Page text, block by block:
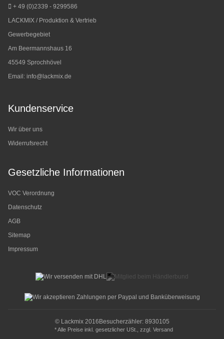
+ 49 (0)2339 - 9299586
LACKMIX / Produktion & Vertrieb
Gewerbegebiet
Am Beermannshaus 16
45549 Sprochhövel
Email: info@lackmix.de
Kundenservice
Wir über uns
Widerrufsrecht
Gesetzliche Informationen
VOC Verordnung
Datenschutz
AGB
Sitemap
Impressum
© Lackmix 2016 Besucherzähler: 8930105
* Alle Preise inkl. gesetzlicher USt., zzgl. Versand